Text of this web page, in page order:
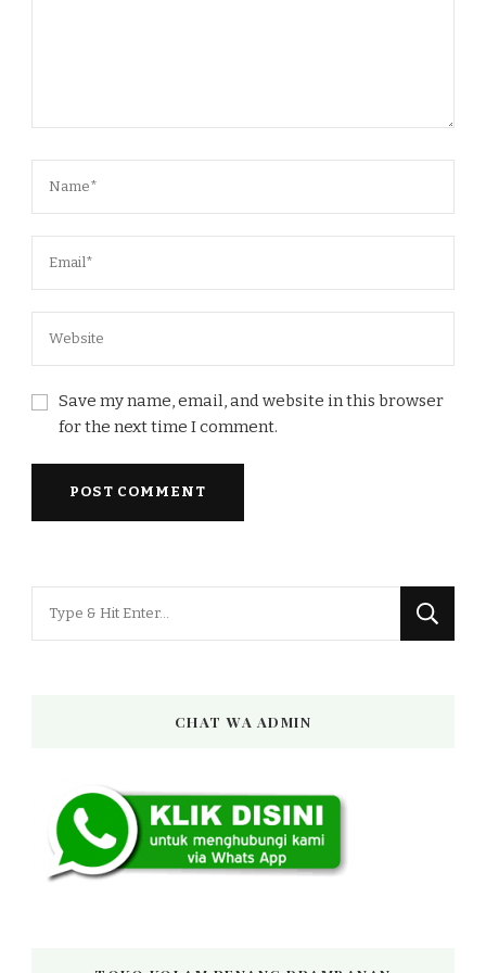
Save my name, email, and website in this browser
for the next time I comment.
CHAT WA ADMIN